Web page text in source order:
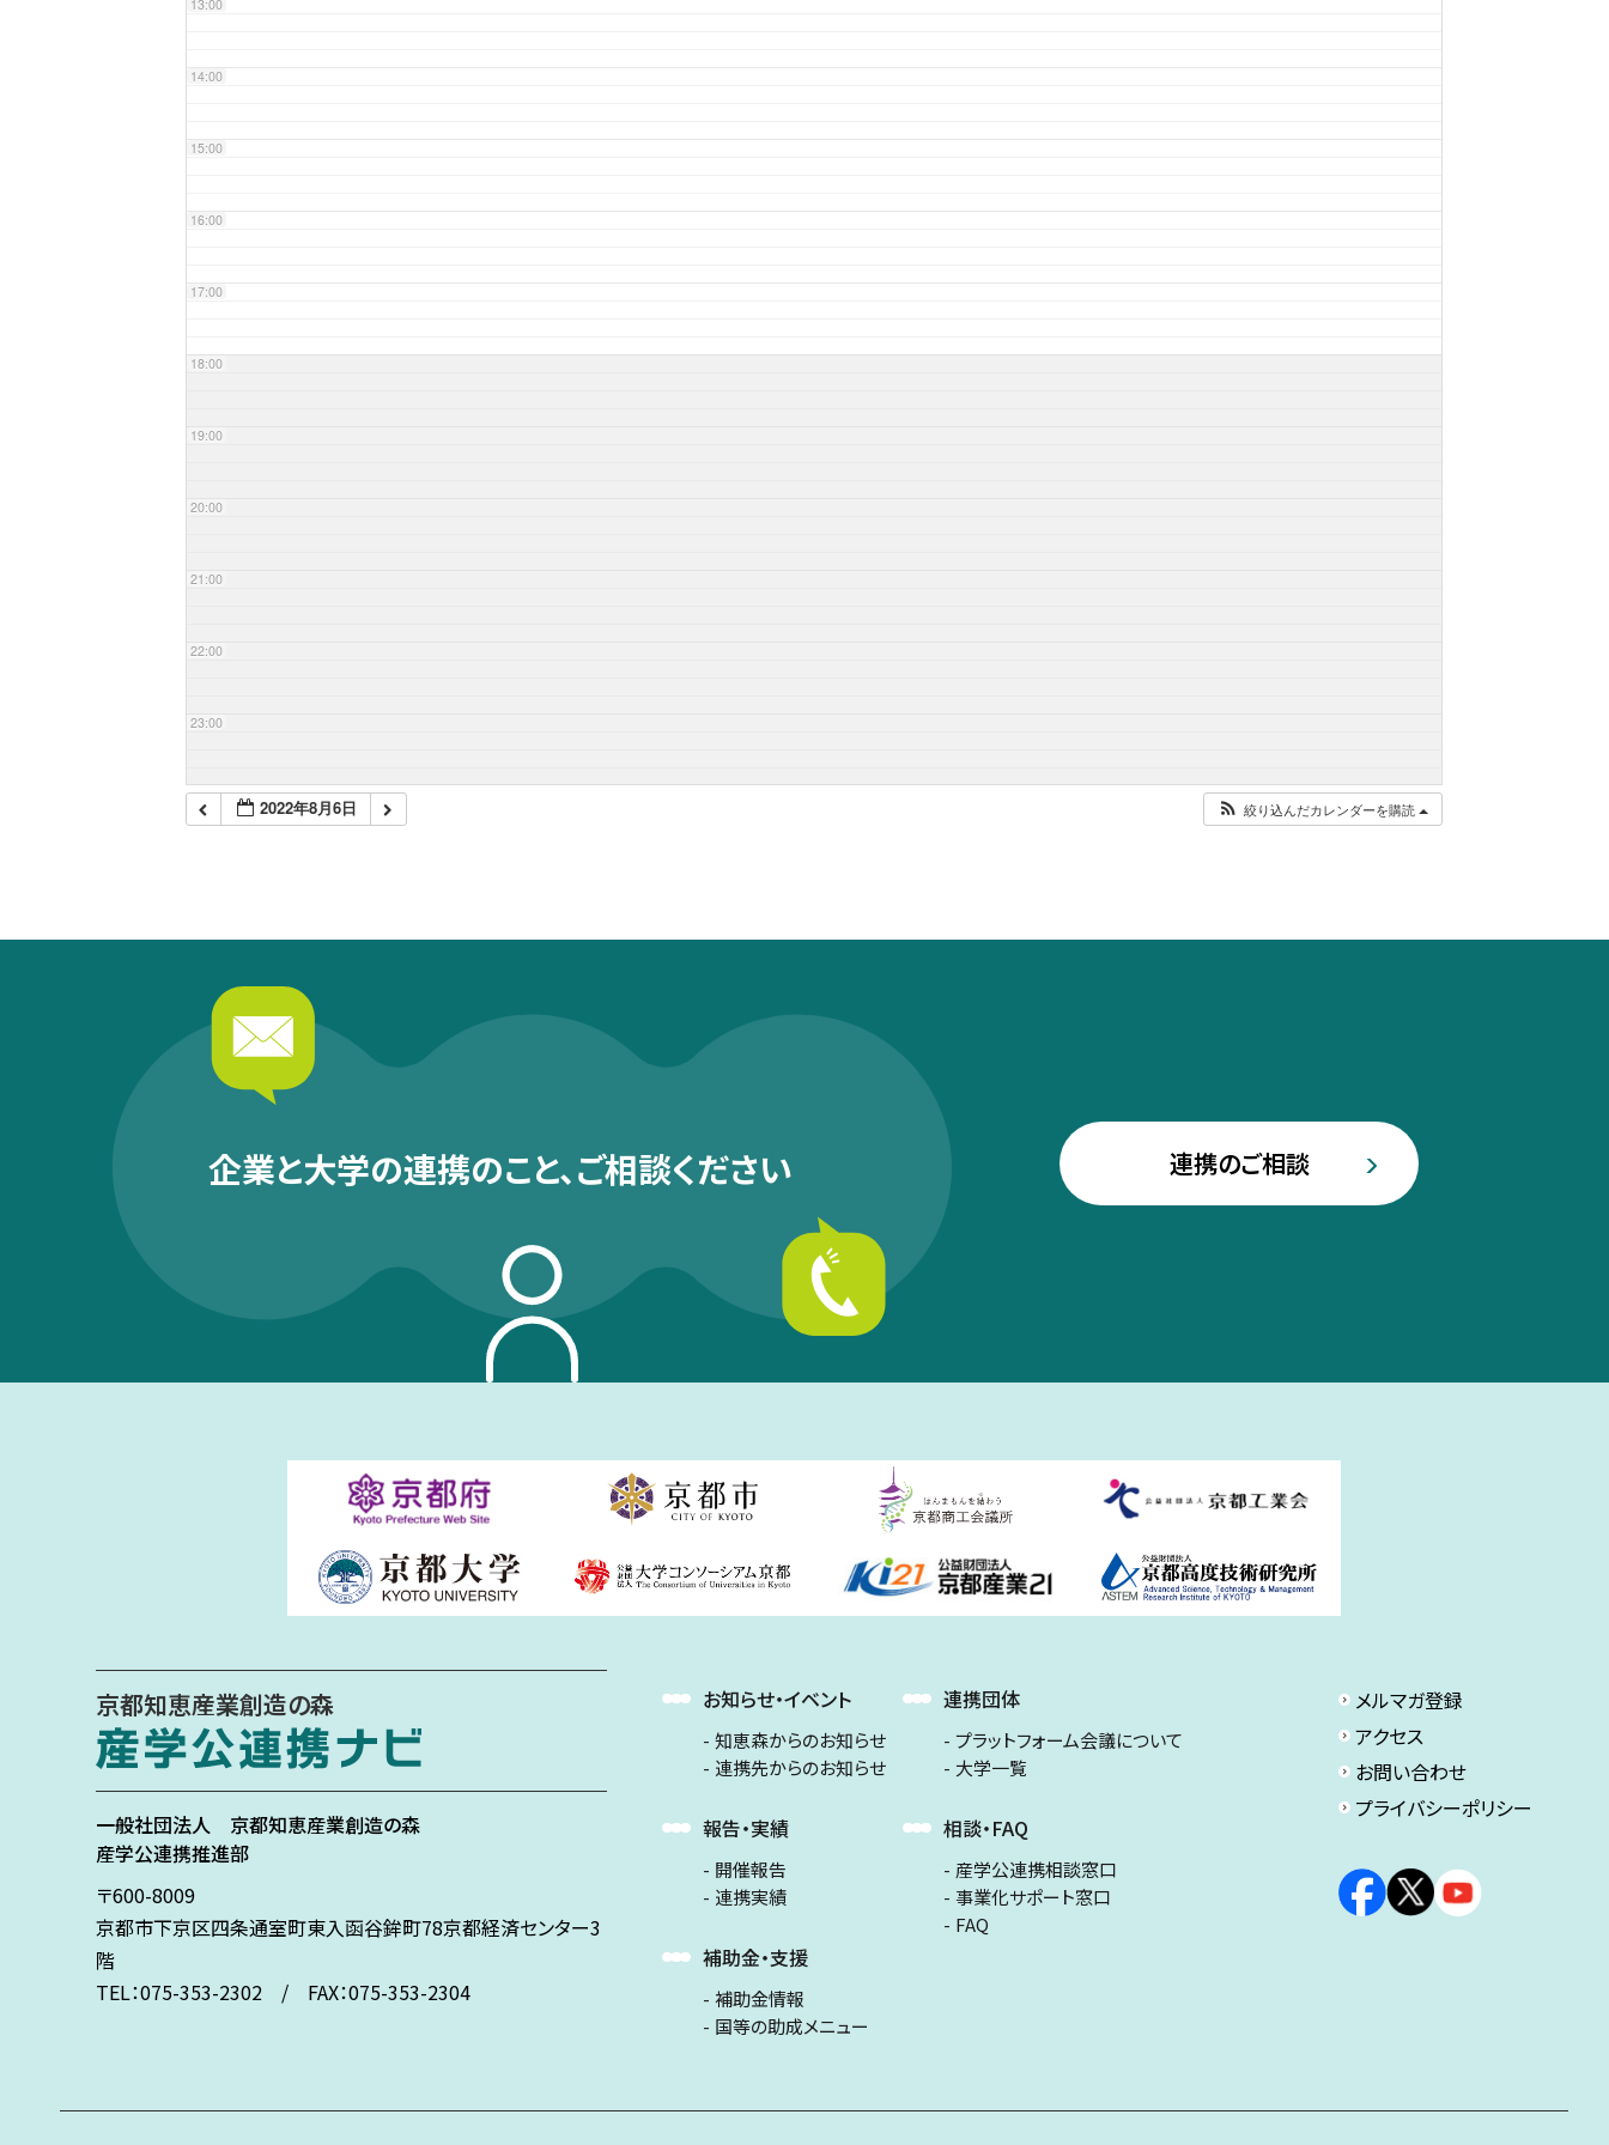
13:00
14:00
15:00
16:00
17:00
18:00
19:00
20:00
21:00
22:00
23:00
2022年8月6日 絞り込んだカレンダーを購読
企業と大学の連携のこと、ご相談ください 連携のご相談
京都知恵産業創造の森
一般社団法人 京都知恵産業創造の森
産学公連携推進部
〒600-8009
京都市下京区四条通室町東入函谷鉾町78京都経済センター3
階
TEL：075-353-2302 / FAX：075-353-2304
お知らせ・イベント
知恵森からのお知らせ
連携先からのお知らせ
報告・実績
開催報告
連携実績
補助金・支援
補助金情報
国等の助成メニュー
連携団体
プラットフォーム会議について
大学一覧
相談・FAQ
産学公連携相談窓口
事業化サポート窓口
FAQ
メルマガ登録
アクセス
お問い合わせ
プライバシーポリシー